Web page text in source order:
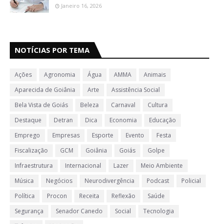
Janeiro 16, 2026
NOTÍCIAS POR TEMA
Ações Agronomia Água AMMA
Animais
Aparecida de Goiânia
Arte
Assistência Social
Bela Vista de Goiás
Beleza Carnaval
Cultura
Destaque
Detran Dica Economia
Educação
Emprego
Empresas Esporte Evento
Festa
Fiscalização
GCM Goiânia Goiás
Golpe
Infraestrutura
Internacional Lazer
Meio Ambiente
Música
Negócios Neurodivergência Podcast
Policial
Política
Procon Receita Reflexão
Saúde
Segurança
Senador Canedo Social
Tecnologia